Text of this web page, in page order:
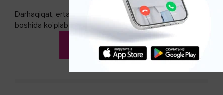
Darhaqiqat, erta toksikoz ko'pincha homiladorlikning
boshida ko'plab bo’lajak onalarning doimiy sherigiga
aylanadi. Ushbu noxush alomatlardan xalos bo'lishning
DAVOMINI O'QISH